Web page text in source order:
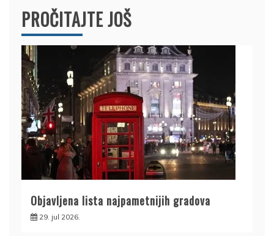
PROČITAJTE JOŠ
Objavljena lista najpametnijih gradova
29. jul 2026.